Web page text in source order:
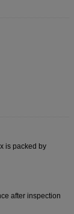
is packed by
after inspection